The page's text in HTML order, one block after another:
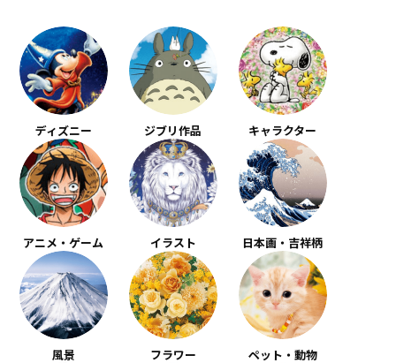
ディズニー ジブリ作品 キャラクター
アニメ・ゲーム イラスト 日本画・吉祥柄
風景 フラワー ペット・動物